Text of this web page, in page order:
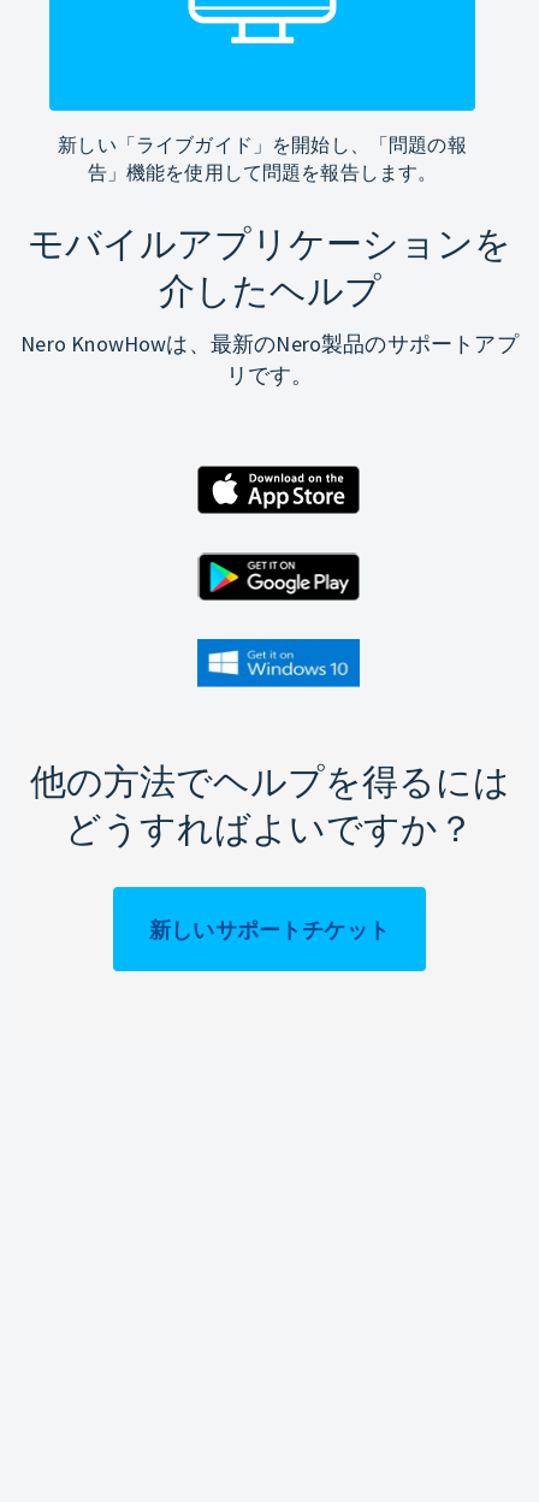
新しい「ライブガイド」を開始し、「問題の報
告」機能を使用して問題を報告します。
モバイルアプリケーションを
介したヘルプ
Nero KnowHowは、最新のNero製品のサポートアプ
リです。
他の方法でヘルプを得るには
どうすればよいですか？
新しいサポートチケット